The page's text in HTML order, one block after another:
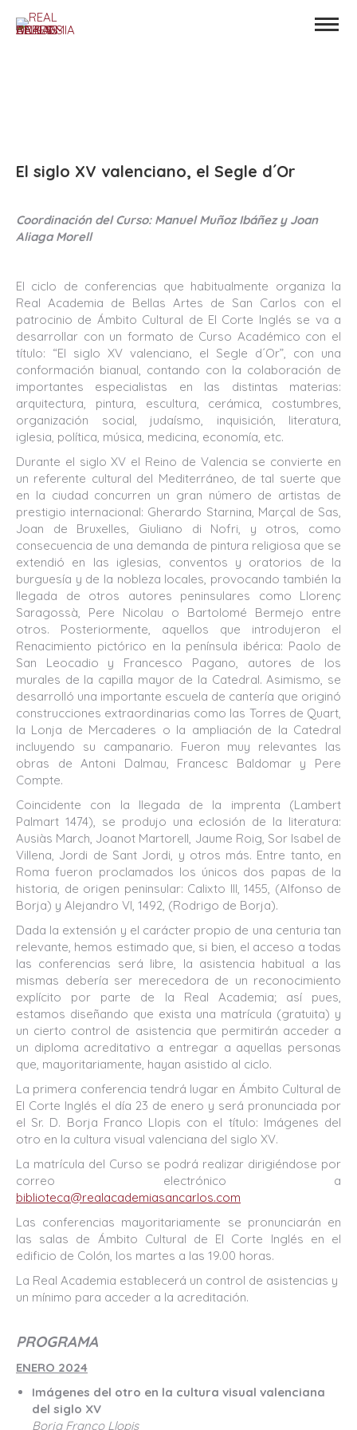
El siglo XV valenciano, el Segle d´Or
Coordinación del Curso: Manuel Muñoz Ibáñez y Joan
Aliaga Morell
El ciclo de conferencias que habitualmente organiza la
Real Academia de Bellas Artes de San Carlos con el
patrocinio de Ámbito Cultural de El Corte Inglés se va a
desarrollar con un formato de Curso Académico con el
título: “El siglo XV valenciano, el Segle d´Or”, con una
conformación bianual, contando con la colaboración de
importantes especialistas en las distintas materias:
arquitectura, pintura, escultura, cerámica, costumbres,
organización social, judaísmo, inquisición, literatura,
iglesia, política, música, medicina, economía, etc.
Durante el siglo XV el Reino de Valencia se convierte en
un referente cultural del Mediterráneo, de tal suerte que
en la ciudad concurren un gran número de artistas de
prestigio internacional: Gherardo Starnina, Marçal de Sas,
Joan de Bruxelles, Giuliano di Nofri, y otros, como
consecuencia de una demanda de pintura religiosa que se
extendió en las iglesias, conventos y oratorios de la
burguesía y de la nobleza locales, provocando también la
llegada de otros autores peninsulares como Llorenç
Saragossà, Pere Nicolau o Bartolomé Bermejo entre
otros. Posteriormente, aquellos que introdujeron el
Renacimiento pictórico en la península ibérica: Paolo de
San Leocadio y Francesco Pagano, autores de los
murales de la capilla mayor de la Catedral. Asimismo, se
desarrolló una importante escuela de cantería que originó
construcciones extraordinarias como las Torres de Quart,
la Lonja de Mercaderes o la ampliación de la Catedral
incluyendo su campanario. Fueron muy relevantes las
obras de Antoni Dalmau, Francesc Baldomar y Pere
Compte.
Coincidente con la llegada de la imprenta (Lambert
Palmart 1474), se produjo una eclosión de la literatura:
Ausiàs March, Joanot Martorell, Jaume Roig, Sor Isabel de
Villena, Jordi de Sant Jordi, y otros más. Entre tanto, en
Roma fueron proclamados los únicos dos papas de la
historia, de origen peninsular: Calixto III, 1455, (Alfonso de
Borja) y Alejandro VI, 1492, (Rodrigo de Borja).
Dada la extensión y el carácter propio de una centuria tan
relevante, hemos estimado que, si bien, el acceso a todas
las conferencias será libre, la asistencia habitual a las
mismas debería ser merecedora de un reconocimiento
explícito por parte de la Real Academia; así pues,
estamos diseñando que exista una matrícula (gratuita) y
un cierto control de asistencia que permitirán acceder a
un diploma acreditativo a entregar a aquellas personas
que, mayoritariamente, hayan asistido al ciclo.
La primera conferencia tendrá lugar en Ámbito Cultural de
El Corte Inglés el día 23 de enero y será pronunciada por
el Sr. D. Borja Franco Llopis con el título: Imágenes del
otro en la cultura visual valenciana del siglo XV.
La matrícula del Curso se podrá realizar dirigiéndose por
correo electrónico a
biblioteca@realacademiasancarlos.com
Las conferencias mayoritariamente se pronunciarán en
las salas de Ámbito Cultural de El Corte Inglés en el
edificio de Colón, los martes a las 19.00 horas.
La Real Academia establecerá un control de asistencias y
un mínimo para acceder a la acreditación.
PROGRAMA
ENERO 2024
Imágenes del otro en la cultura visual valenciana
del siglo XV
Borja Franco Llopis